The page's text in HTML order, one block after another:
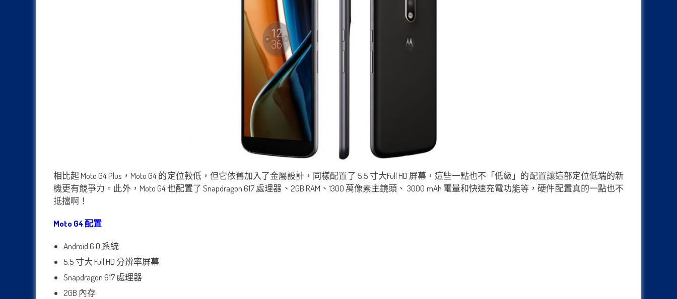
相比起 Moto G4 Plus，Moto G4 的定位較低，但它依舊加入了金屬設計，同樣配置了 5.5 寸大Full HD 屏幕，這些一點也不「低級」的配置讓這部定位低端的新
機更有競爭力。此外，Moto G4 也配置了 Snapdragon 617 處理器、2GB RAM、1300 萬像素主鏡頭、 3000 mAh 電量和快速充電功能等，硬件配置真的一點也不
抵擋啊！
Moto G4 配置
Android 6.0 系統
5.5 寸大 Full HD 分辨率屏幕
Snapdragon 617 處理器
2GB 內存